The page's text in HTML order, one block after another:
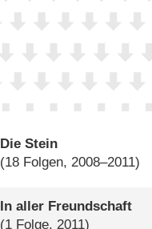
Die Stein
(18 Folgen, 2008–2011)
In aller Freundschaft
(1 Folge, 2011)